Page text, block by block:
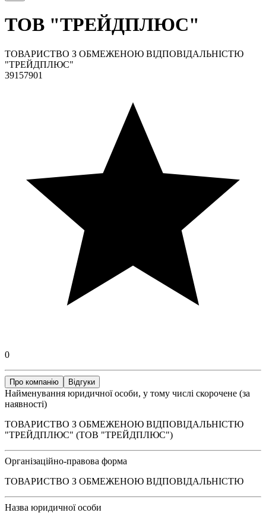
ТОВ "ТРЕЙДПЛЮС"
ТОВАРИСТВО З ОБМЕЖЕНОЮ ВІДПОВІДАЛЬНІСТЮ
"ТРЕЙДПЛЮС"
39157901
0
Про компанію Відгуки
Найменування юридичної особи, у тому числі скорочене (за
наявності)
ТОВАРИСТВО З ОБМЕЖЕНОЮ ВІДПОВІДАЛЬНІСТЮ
"ТРЕЙДПЛЮС" (ТОВ "ТРЕЙДПЛЮС")
Організаційно-правова форма
ТОВАРИСТВО З ОБМЕЖЕНОЮ ВІДПОВІДАЛЬНІСТЮ
Назва юридичної особи